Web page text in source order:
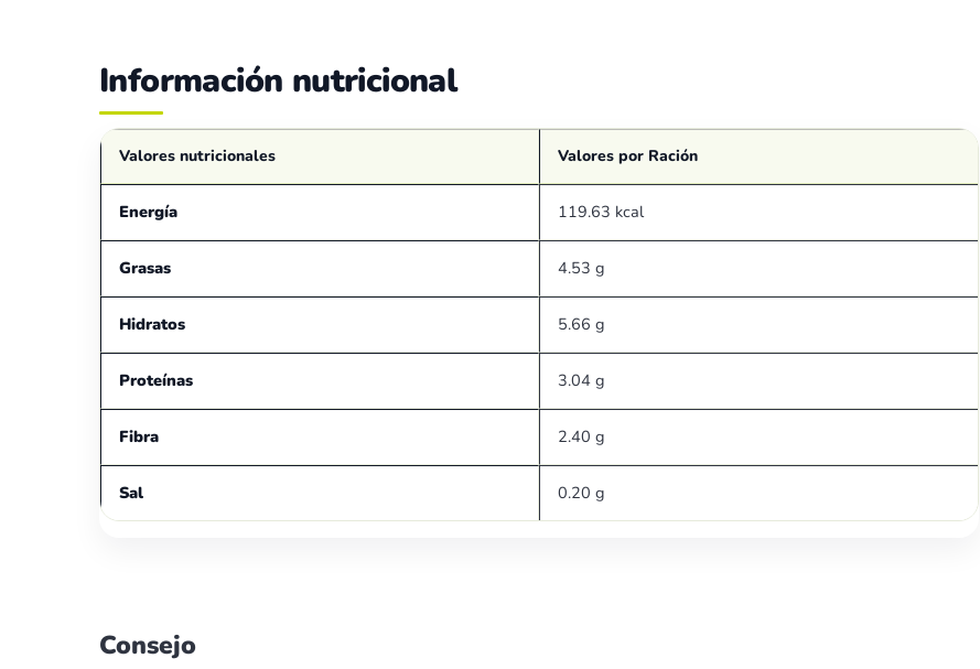
Información nutricional
Valores nutricionales Valores por Ración
Energía 119.63 kcal
Grasas 4.53 g
Hidratos 5.66 g
Proteínas 3.04 g
Fibra 2.40 g
Sal 0.20 g
Consejo